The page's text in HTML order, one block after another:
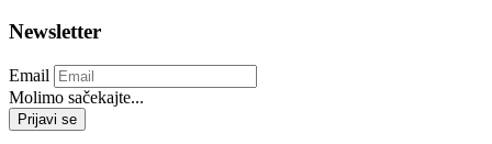
Newsletter
Email
Molimo sačekajte...
Prijavi se